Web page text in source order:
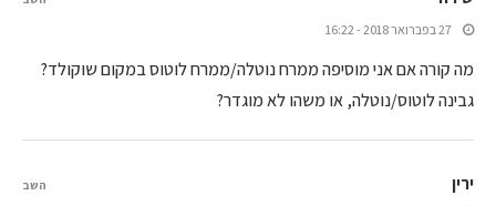
27 בפברואר 2018 - 16:22
מה קורה אם אני מוסיפה ממרח נוטלה/ממרח לוטוס במקום שוקולד?
גבינה לוטוס/נוטלה, או משהו לא מוגדר?
ירין השב